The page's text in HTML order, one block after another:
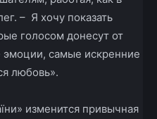
– Я хочу показать
голосом донесут от
эмоции, самые искренние
любовь».
изменится привычная